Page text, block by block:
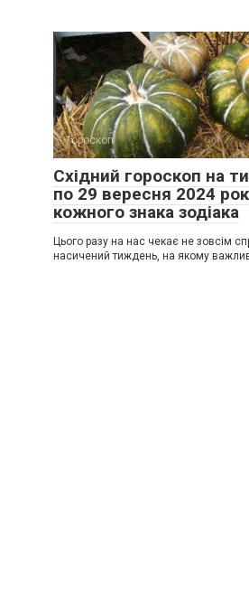
Гороскоп
Східний гороскоп на
по 29 вересня 2024
кожного знака зодіака
Цього разу на нас чекає не зовсім
насичений тиждень, на якому